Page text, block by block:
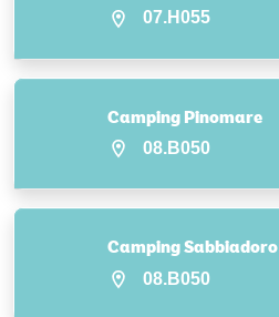
07.H055
Camping Pinomare
08.B050
Camping Sabbiadoro
08.B050